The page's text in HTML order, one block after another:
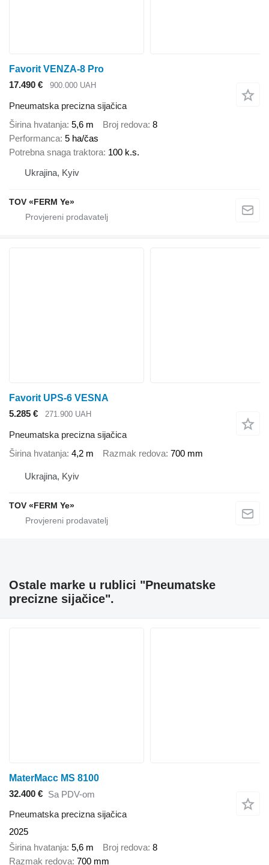
Favorit VENZA-8 Pro
17.490 €
900.000 UAH
Pneumatska precizna sijačica
Širina hvatanja 5,6 m Broj redova 8
Performanca 5 ha/čas
Potrebna snaga traktora 100 k.s.
Ukrajina, Kyiv
TOV «FERM Ye»
Favorit UPS-6 VESNA
5.285 €
271.900 UAH
Pneumatska precizna sijačica
Širina hvatanja 4,2 m Razmak redova 700 mm
Ukrajina, Kyiv
TOV «FERM Ye»
Ostale marke u rublici "Pneumatske
precizne sijačice".
MaterMacc MS 8100
32.400 € Sa PDV-om
Pneumatska precizna sijačica
2025
Širina hvatanja 5,6 m Broj redova 8
Razmak redova 700 mm